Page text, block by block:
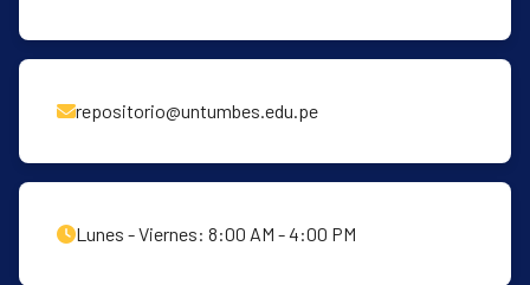
repositorio@untumbes.edu.pe
Lunes - Viernes: 8:00 AM - 4:00 PM